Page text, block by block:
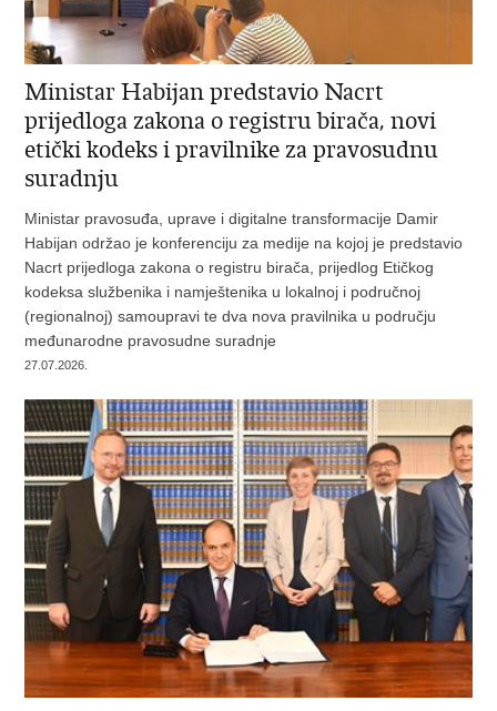
Ministar Habijan predstavio Nacrt
prijedloga zakona o registru birača, novi
etički kodeks i pravilnike za pravosudnu
suradnju
Ministar pravosuđa, uprave i digitalne transformacije Damir
Habijan održao je konferenciju za medije na kojoj je predstavio
Nacrt prijedloga zakona o registru birača, prijedlog Etičkog
kodeksa službenika i namještenika u lokalnoj i područnoj
(regionalnoj) samoupravi te dva nova pravilnika u području
međunarodne pravosudne suradnje
27.07.2026.